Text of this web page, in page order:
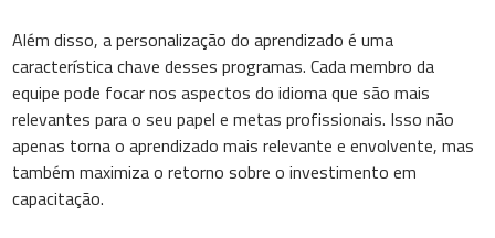
Além disso, a personalização do aprendizado é uma
característica chave desses programas. Cada membro da
equipe pode focar nos aspectos do idioma que são mais
relevantes para o seu papel e metas profissionais. Isso não
apenas torna o aprendizado mais relevante e envolvente, mas
também maximiza o retorno sobre o investimento em
capacitação.